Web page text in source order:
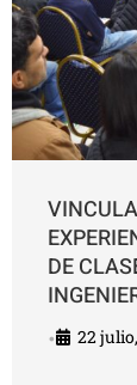
DE
• 22